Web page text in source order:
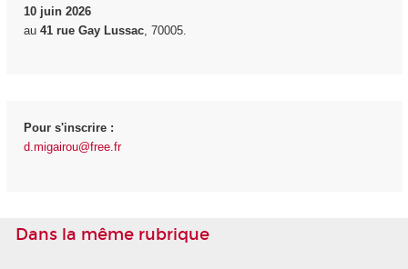
10 juin 2026
au41 rue Gay Lussac, 70005.
Pour s'inscrire :
d.migairou@free.fr
Dans la même rubrique